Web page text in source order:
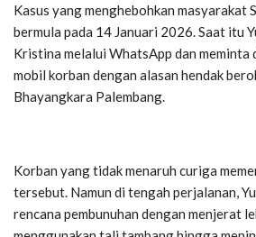
Kasus yang menghebohkan masyarakat
bermula pada 14 Januari 2026. Saat itu
Kristina melalui WhatsApp dan meminta
mobil korban dengan alasan hendak
Bhayangkara Palembang.
Korban yang tidak menaruh curiga
tersebut. Namun di tengah perjalanan,
rencana pembunuhan dengan menjerat